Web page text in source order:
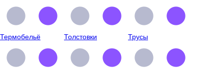
Термобельё Толстовки Трусы